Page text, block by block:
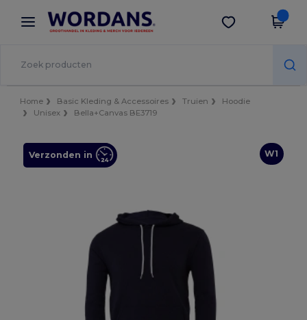
× Wordans-app
Betere prijzen in de app!
Download app
Home Basic Kleding & Accessoires Truien
Hoodie
Unisex
Bella+Canvas BE3719
W1
Verzonden in